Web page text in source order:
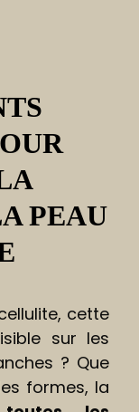
PEAU
cette
sur les
? Que
formes, la